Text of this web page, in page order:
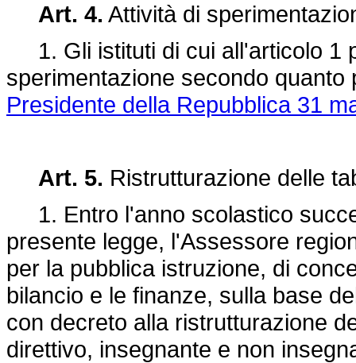
Art. 4. Attività di
1. Gli istituti di cui all'articolo 1
sperimentazione secondo
Presidente della Repubblica 31
Art. 5. Ristrutturazione delle
1. Entro l'anno scolastico
presente legge, l'Assessore
per la pubblica istruzione, di
bilancio e le finanze, sulla base
con decreto alla ristrutturazione
direttivo, insegnante e non